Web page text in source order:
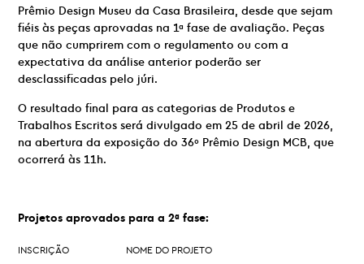
Prêmio Design Museu da Casa Brasileira, desde que sejam
fiéis às peças aprovadas na 1ª fase de avaliação. Peças
que não cumprirem com o regulamento ou com a
expectativa da análise anterior poderão ser
desclassificadas pelo júri.
O resultado final para as categorias de Produtos e
Trabalhos Escritos será divulgado em 25 de abril de 2026,
na abertura da exposição do 36º Prêmio Design MCB, que
ocorrerá às 11h.
Projetos aprovados para a 2ª fase:
INSCRIÇÃO
NOME DO PROJETO